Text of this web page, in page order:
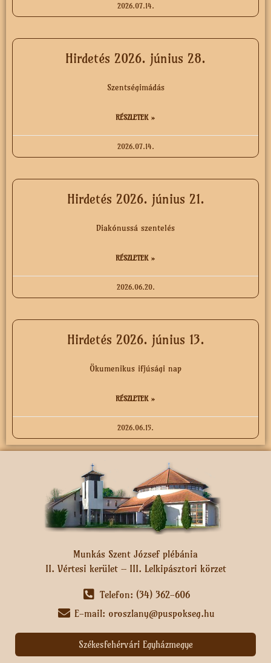
2026.07.14.
Hirdetés 2026. június 28.
Szentségimádás
RÉSZLETEK »
2026.07.14.
Hirdetés 2026. június 21.
Diakónussá szentelés
RÉSZLETEK »
2026.06.20.
Hirdetés 2026. június 13.
Ökumenikus ifjúsági nap
RÉSZLETEK »
2026.06.15.
Munkás Szent József plébánia
II. Vértesi kerület – III. Lelkipásztori körzet
Telefon: (34) 362-606
E-mail: oroszlany@puspokseg.hu
Székesfehérvári Egyházmegye